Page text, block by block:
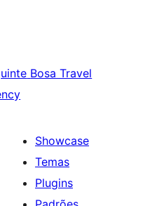
Bosa Travel
Showcase
Temas
Plugins